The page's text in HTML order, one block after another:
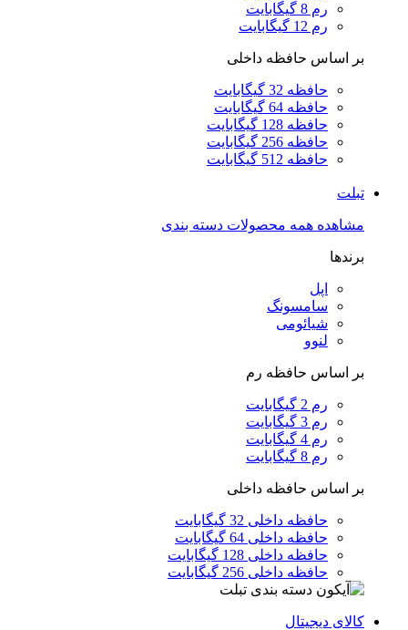
رم 8 گیگابایت
رم 12 گیگابایت
بر اساس حافظه داخلی
حافظه 32 گیگابایت
حافظه 64 گیگابایت
حافظه 128 گیگابایت
حافظه 256 گیگابایت
حافظه 512 گیگابایت
تبلت
مشاهده همه محصولات دسته بندی
برندها
اپل
سامسونگ
شیائومی
لنوو
بر اساس حافظه رم
رم 2 گیگابایت
رم 3 گیگابایت
رم 4 گیگابایت
رم 8 گیگابایت
بر اساس حافظه داخلی
حافظه داخلی 32 گیگابایت
حافظه داخلی 64 گیگابایت
حافظه داخلی 128 گیگابایت
حافظه داخلی 256 گیگابایت
کالای دیجیتال